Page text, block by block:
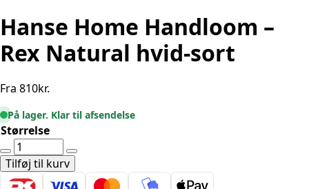
Hanse Home Handloom –
Rex Natural hvid-sort
Fra 810kr.
På lager. Klar til afsendelse
Størrelse
Hanse
Home
Handloom
Tilføj til kurv